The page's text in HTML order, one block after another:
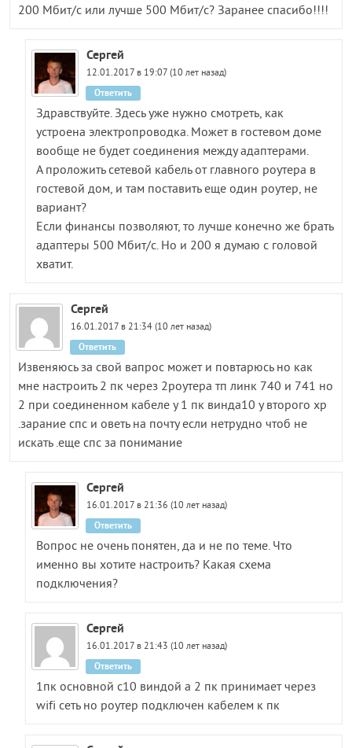
200 Мбит/с или лучше 500 Мбит/с? Заранее спасибо!!!!
Сергей
12.01.2017 в 19:07 (10 лет назад)
Здравствуйте. Здесь уже нужно смотреть, как
устроена электропроводка. Может в гостевом доме
вообще не будет соединения между адаптерами.
А проложить сетевой кабель от главного роутера в
гостевой дом, и там поставить еще один роутер, не
вариант?
Если финансы позволяют, то лучше конечно же брать
адаптеры 500 Мбит/с. Но и 200 я думаю с головой
хватит.
Ответить
Сергей
16.01.2017 в 21:34 (10 лет назад)
Извеняюсь за свой вапрос может и повтарюсь но как
мне настроить 2 пк через 2роутера тп линк 740 и 741 но
2 при соединенном кабеле у 1 пк винда10 у второго xp
.зарание спс и оветь на почту если нетрудно чтоб не
искать .еще спс за понимание
Ответить
Сергей
16.01.2017 в 21:36 (10 лет назад)
Вопрос не очень понятен, да и не по теме. Что
именно вы хотите настроить? Какая схема
подключения?
Ответить
Сергей
16.01.2017 в 21:43 (10 лет назад)
1пк основной с10 виндой а 2 пк принимает через
wifi сеть но роутер подключен кабелем к пк
Ответить